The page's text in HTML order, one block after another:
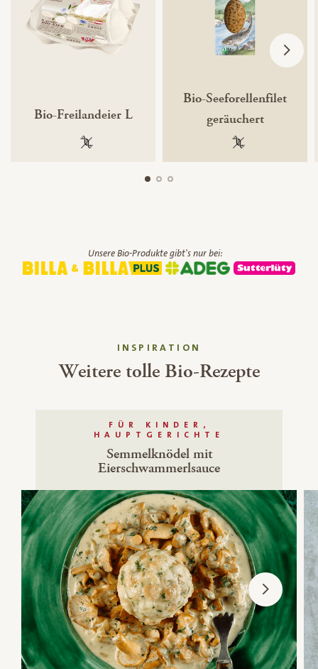
Bio-Freilandeier L
100 % gentechnikfrei
Bio-Seeforellenfilet
geräuchert
100 %
Unsere Bio-Produkte gibt's nur bei:
INSPIRATION
Weitere tolle Bio-Rezepte
FÜR KINDER,
HAUPTGERICHTE
Semmelknödel mit
Eierschwammerlsauce